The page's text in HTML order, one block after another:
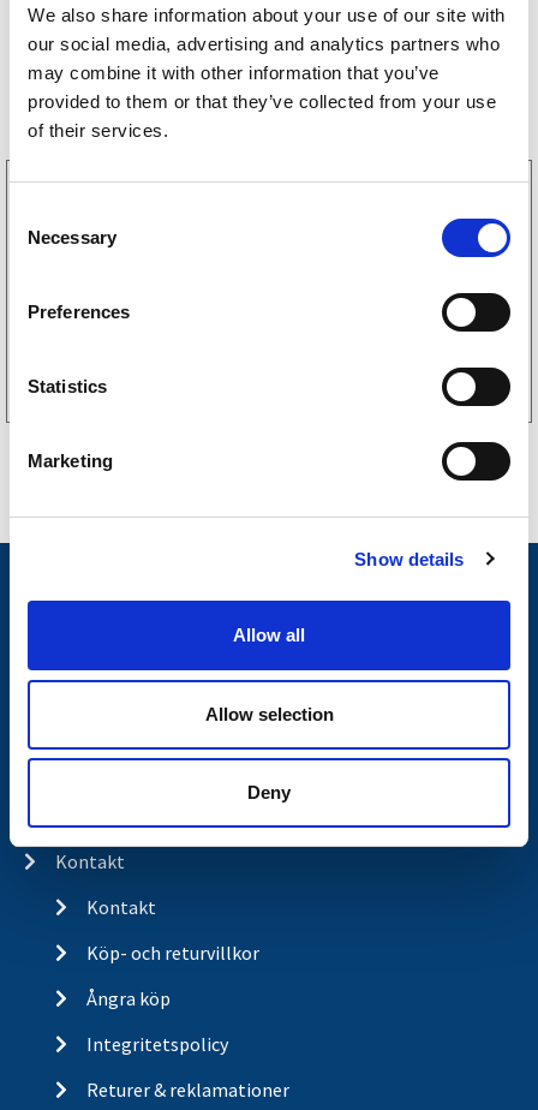
We also share information about your use of our site with
our social media, advertising and analytics partners who
may combine it with other information that you’ve
provided to them or that they’ve collected from your use
of their services.
Necessary
Preferences
Statistics
Marketing
Show details
Allow all
Allow selection
Deny
Storsäljare
238kr(190kr exkl. moms)
Släpvagnsservice
Kontakt
Kontakt
Köp- och returvillkor
Ångra köp
Integritetspolicy
Returer & reklamationer